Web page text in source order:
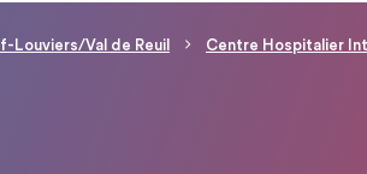
Louviers/Val de Reuil Centre Hospitalier